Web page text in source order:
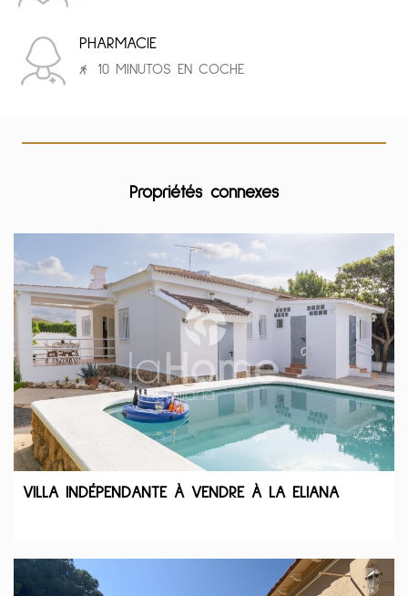
PHARMACIE
10 MINUTOS EN COCHE
Propriétés connexes
VILLA INDÉPENDANTE À VENDRE À LA ELIANA